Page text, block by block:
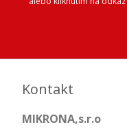
Kontakt
MIKRONA,s.r.o